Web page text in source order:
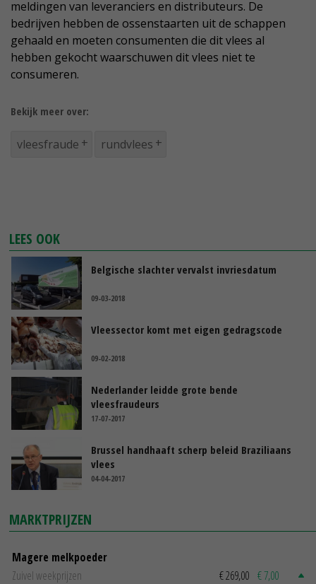
meldingen van leveranciers en distributeurs. De
bedrijven hebben de ossenstaarten uit de schappen
gehaald en moeten consumenten die dit vlees al
hebben gekocht waarschuwen dit vlees niet te
consumeren.
Bekijk meer over:
vleesfraude rundvlees
LEES OOK
Belgische slachter vervalst invriesdatum
09-03-2018
Vleessector komt met eigen gedragscode
09-02-2018
Nederlander leidde grote bende
vleesfraudeurs
17-07-2017
Brussel handhaaft scherp beleid Braziliaans
vlees
04-04-2017
MARKTPRIJZEN
Magere melkpoeder
Zuivel weekprijzen
€ 269,00 € 7,00